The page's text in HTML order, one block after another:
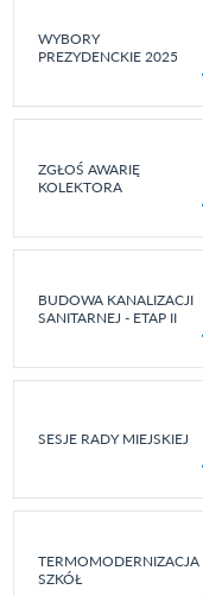
WYBORY
PREZYDENCKIE 2025
ZGŁOŚ AWARIĘ
KOLEKTORA
BUDOWA KANALIZACJI
SANITARNEJ - ETAP II
SESJE RADY MIEJSKIEJ
TERMOMODERNIZACJA
SZKÓŁ